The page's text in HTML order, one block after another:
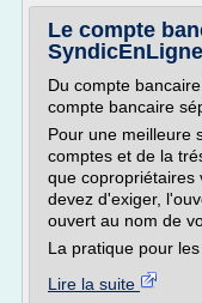
Le compte
Du compte
compte bancaire
Pour une meilleure
comptes et de la
que copropriétaires
devez d'exiger,
ouvert au nom de
La pratique pour
Lire la suite